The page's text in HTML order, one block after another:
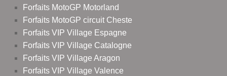
Forfaits MotoGP Motorland
Forfaits MotoGP circuit Cheste
Forfaits VIP Village Espagne
Forfaits VIP Village Catalogne
Forfaits VIP Village Aragon
Forfaits VIP Village Valence